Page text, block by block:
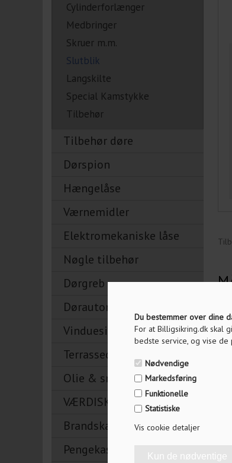
Du bestemmer over dine
For at Billigsikring.dk skal
bedste service, og vise
Nødvendige
Markedsføring
Funktionelle
Statistiske
Vis cookie detaljer
Cylinderforlænger
Medbringer
Skruer m.m.
Slutblik
Langskilte
Special Kamstykke
Tilbehør
Tilbehør døre
Dørspion
Hængelåse
Værnemidler
Elektromekaniske låse
Nøgle tilbehør
Dørgreb
Dørautomatik
Vinduesikring
Terrassedørslåse
Olie & smøremidler
VÆRDISKABE
Brandskabe
Pengekasser